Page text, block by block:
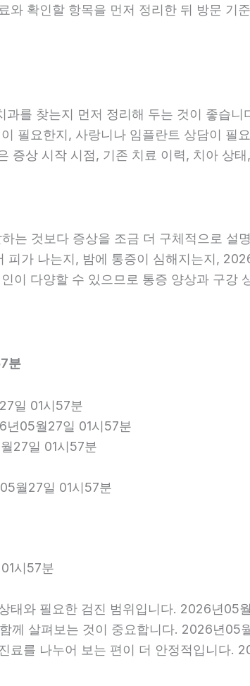
와 확인할 항목을 먼저 정리한 뒤 방문 기
를 찾는지 먼저 정리해 두는 것이 좋습
필요한지, 사랑니나 임플란트 상담이
증상 시작 시점, 기존 치료 이력, 치아 상
는 것보다 증상을 조금 더 구체적으로
가 나는지, 밤에 통증이 심해지는지,
이 다양할 수 있으므로 통증 양상과 구강
분
일 01시57분
년05월27일 01시57분
27일 01시57분
월27일 01시57분
시57분
태와 필요한 검진 범위입니다. 2026년05
께 살펴보는 것이 중요합니다. 2026년
료를 나누어 보는 편이 더 안정적입니다.